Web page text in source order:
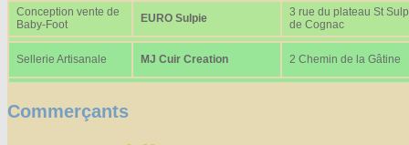
Conception vente de
Baby-Foot
EURO Sulpie
3 rue du plateau St
de Cognac
Sellerie Artisanale MJ Cuir Creation 2 Chemin de la Gâtine
Commerçants